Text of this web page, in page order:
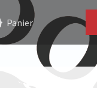
Panier